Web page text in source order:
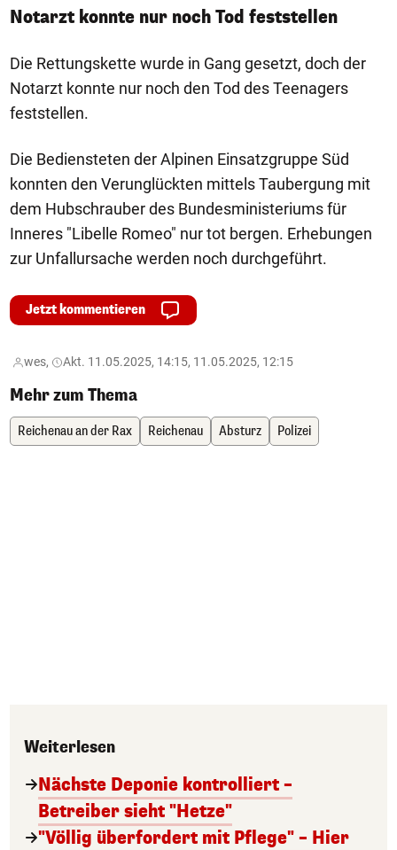
Notarzt konnte nur noch Tod feststellen
Die Rettungskette wurde in Gang gesetzt, doch der
Notarzt konnte nur noch den Tod des Teenagers
feststellen.
Die Bediensteten der Alpinen Einsatzgruppe Süd
konnten den Verunglückten mittels Taubergung mit
dem Hubschrauber des Bundesministeriums für
Inneres "Libelle Romeo" nur tot bergen. Erhebungen
zur Unfallursache werden noch durchgeführt.
Jetzt kommentieren
wes, Akt. 11.05.2025, 14:15, 11.05.2025, 12:15
Mehr zum Thema
Reichenau an der Rax Reichenau Absturz Polizei
Weiterlesen
Nächste Deponie kontrolliert –
Betreiber sieht "Hetze"
"Völlig überfordert mit Pflege" – Hier